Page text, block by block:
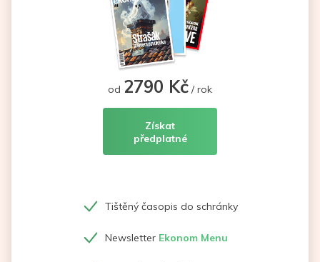
od 2790 Kč / rok
Získat
předplatné
Tištěný časopis do schránky
Newsletter Ekonom Menu